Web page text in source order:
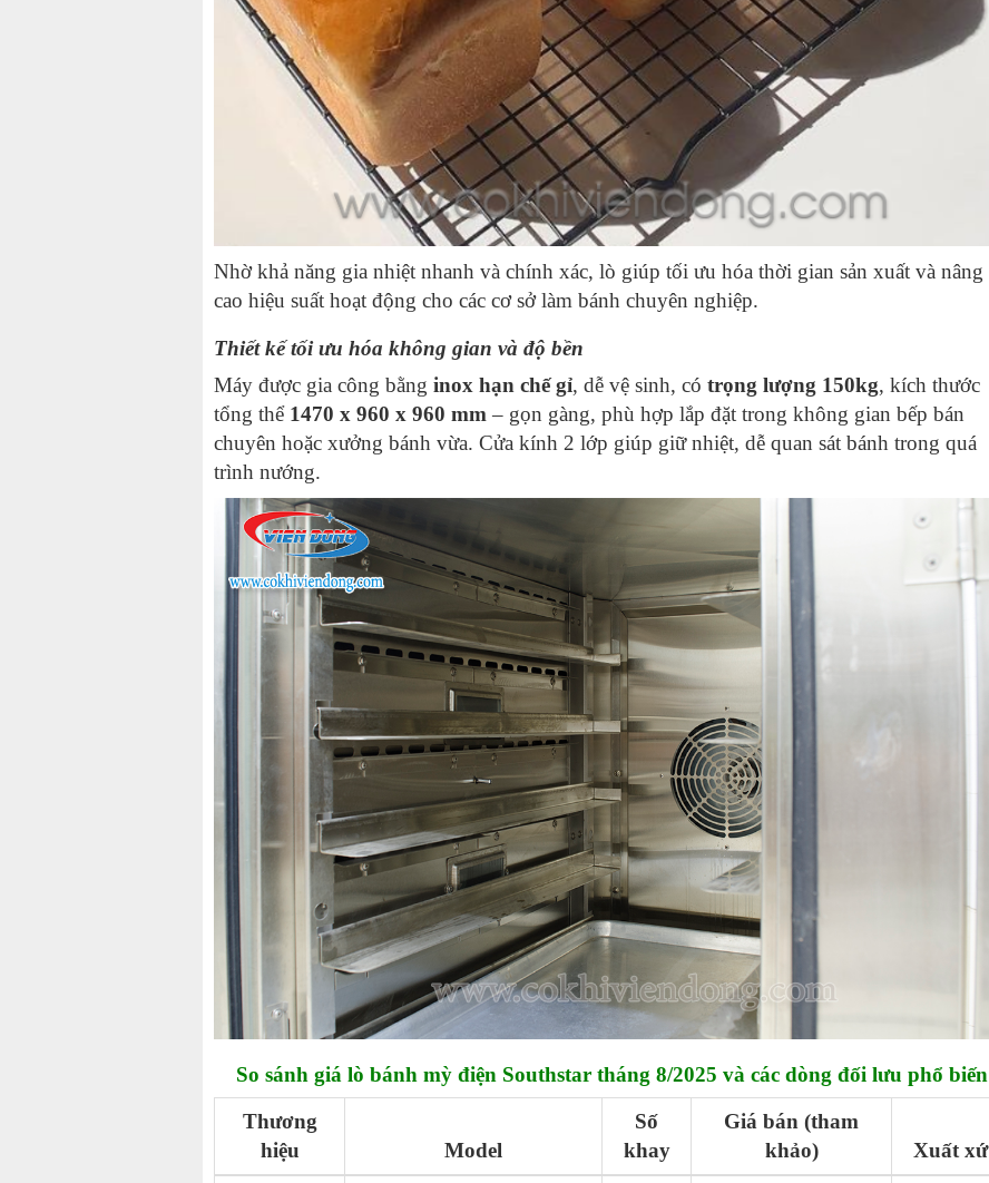
Nhờ khả năng gia nhiệt nhanh và chính xác, lò giúp tối ưu hóa thời gian sản xuất và nâng
cao hiệu suất hoạt động cho các cơ sở làm bánh chuyên nghiệp.
Thiết kế tối ưu hóa không gian và độ bền
Máy được gia công bằng inox hạn chế gỉ, dễ vệ sinh, có trọng lượng 150kg, kích thước
tổng thể 1470 x 960 x 960 mm – gọn gàng, phù hợp lắp đặt trong không gian bếp bán
chuyên hoặc xưởng bánh vừa. Cửa kính 2 lớp giúp giữ nhiệt, dễ quan sát bánh trong quá
trình nướng.
So sánh giá lò bánh mỳ điện Southstar tháng 8/2025 và các dòng đối lưu phổ biến
Thương
hiệu
Model
Số
khay
Giá bán (tham
khảo)
Xuất xứ